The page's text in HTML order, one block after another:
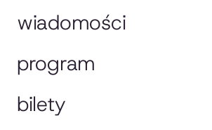
wiadomości
program
bilety